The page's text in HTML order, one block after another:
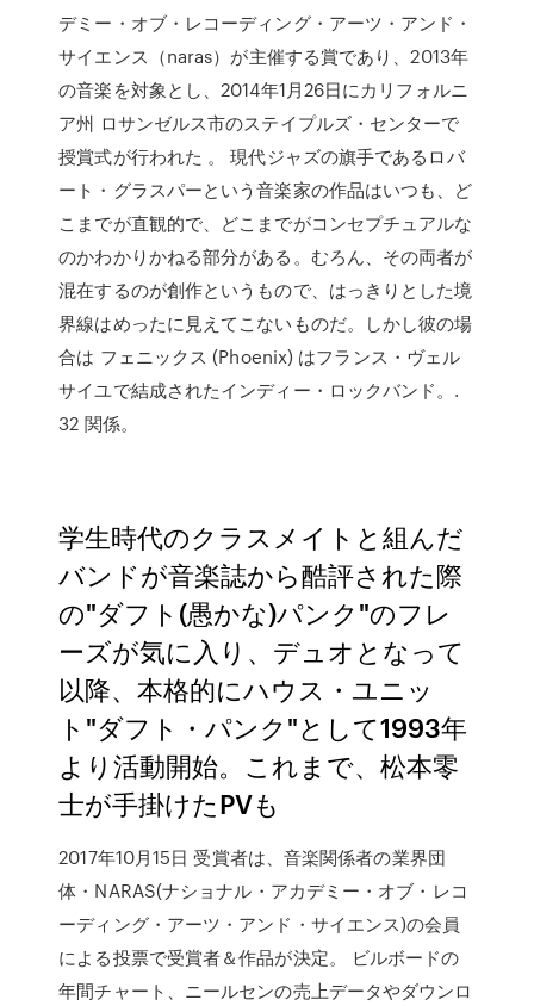
デミー・オブ・レコーディング・アーツ・アンド・
サイエンス（naras）が主催する賞であり、2013年
の音楽を対象とし、2014年1月26日にカリフォルニ
ア州 ロサンゼルス市のステイプルズ・センターで
授賞式が行われた 。 現代ジャズの旗手であるロバ
ート・グラスパーという音楽家の作品はいつも、ど
こまでが直観的で、どこまでがコンセプチュアルな
のかわかりかねる部分がある。むろん、その両者が
混在するのが創作というもので、はっきりとした境
界線はめったに見えてこないものだ。しかし彼の場
合は フェニックス (Phoenix) はフランス・ヴェル
サイユで結成されたインディー・ロックバンド。.
32 関係。
学生時代のクラスメイトと組んだ
バンドが音楽誌から酷評された際
の"ダフト(愚かな)パンク"のフレ
ーズが気に入り、デュオとなって
以降、本格的にハウス・ユニッ
ト"ダフト・パンク"として1993年
より活動開始。これまで、松本零
士が手掛けたPVも
2017年10月15日 受賞者は、音楽関係者の業界団
体・NARAS(ナショナル・アカデミー・オブ・レコ
ーディング・アーツ・アンド・サイエンス)の会員
による投票で受賞者＆作品が決定。 ビルボードの
年間チャート、ニールセンの売上データやダウンロ